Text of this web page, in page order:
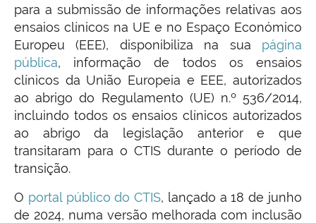
para a submissão de informações relativas aos
ensaios clínicos na UE e no Espaço Económico
Europeu (EEE), disponibiliza na sua página
pública, informação de todos os ensaios
clínicos da União Europeia e EEE, autorizados
ao abrigo do Regulamento (UE) n.º 536/2014,
incluindo todos os ensaios clínicos autorizados
ao abrigo da legislação anterior e que
transitaram para o CTIS durante o período de
transição.
O portal público do CTIS, lançado a 18 de junho
de 2024, numa versão melhorada com inclusão